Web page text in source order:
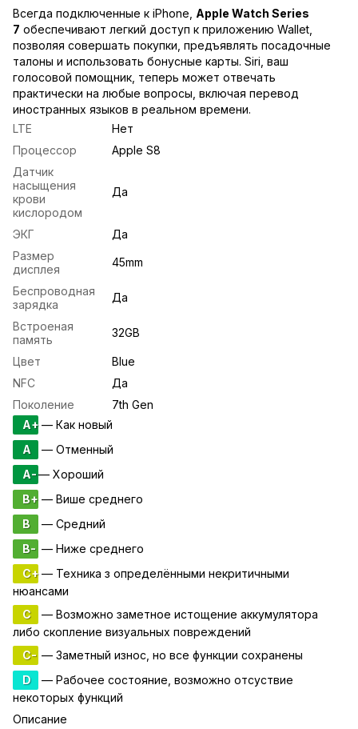
Всегда подключенные к iPhone, Apple Watch Series
7 обеспечивают легкий доступ к приложению Wallet,
позволяя совершать покупки, предъявлять посадочные
талоны и использовать бонусные карты. Siri, ваш
голосовой помощник, теперь может отвечать
практически на любые вопросы, включая перевод
иностранных языков в реальном времени.
LTE
Нет
Процессор
Apple S8
Датчик
насыщения
крови
кислородом
Да
ЭКГ
Да
Размер
дисплея
45mm
Беспроводная
зарядка
Да
Встроеная
память
32GB
Цвет
Blue
NFC
Да
Поколение
7th Gen
A+— Как новый
A
— Отменный
A-— Хороший
B+ — Више среднего
B
— Средний
B- — Ниже среднего
C+— Техника з определёнными некритичными
нюансами
C
— Возможно заметное истощение аккумулятора
либо скопление визуальных повреждений
C- — Заметный износ, но все функции сохранены
D
— Рабочее состояние, возможно отсуствие
некоторых функций
Описание